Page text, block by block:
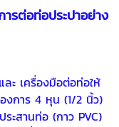
รต่อท่อประปาอย่าง
ละ เครื่องมือต่อท่อให้
งการ 4 หุน (1/2 นิ้ว)
ะสานท่อ (กาว PVC)